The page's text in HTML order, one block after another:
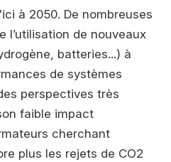
à 2050. De nombreuses
l’utilisation de nouveaux
batteries...) à
de systèmes
perspectives très
faible impact
cherchant
plus les rejets de CO2